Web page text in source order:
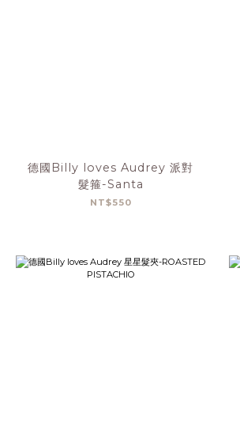
德國Billy loves Audrey 派對
髮箍-Santa
NT$550